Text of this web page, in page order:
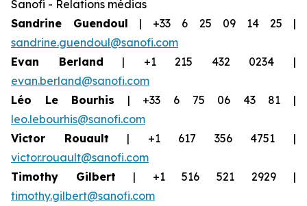
Sanofi - Relations médias
Sandrine Guendoul | +33 6 25 09 14 25 |
sandrine.guendoul@sanofi.com
Evan Berland | +1 215 432 0234 |
evan.berland@sanofi.com
Léo Le Bourhis | +33 6 75 06 43 81 |
leo.lebourhis@sanofi.com
Victor Rouault | +1 617 356 4751 |
victor.rouault@sanofi.com
Timothy Gilbert | +1 516 521 2929 |
timothy.gilbert@sanofi.com